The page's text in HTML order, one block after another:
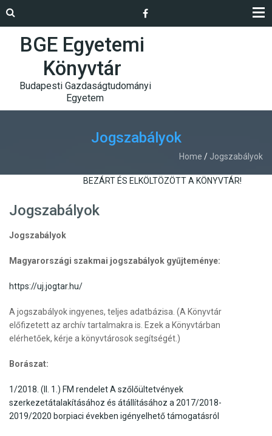
BGE Egyetemi
Könyvtár
Budapesti Gazdaságtudományi
Egyetem
Jogszabályok
Home / Jogszabályok
BEZÁRT ÉS ELKÖLTÖZÖTT A KÖNYVTÁR!
Jogszabályok
Jogszabályok
Magyarországi szakmai jogszabályok gyűjteménye:
https://uj.jogtar.hu/
A jogszabályok ingyenes, teljes adatbázisa. (A Könyvtár
előfizetett az archív tartalmakra is. Ezek a Könyvtárban
elérhetőek, kérje a könyvtárosok segítségét.)
Borászat:
1/2018. (II. 1.) FM rendelet A szőlőültetvények
szerkezetátalakításához és átállításához a 2017/2018-
2019/2020 borpiaci években igényelhető támogatásról